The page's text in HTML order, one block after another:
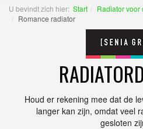
U bevindt zich hier: Start
Radiator voor
Romance radiator
Houd er rekening mee dat de
langer kan zijn, omdat veel
gesloten